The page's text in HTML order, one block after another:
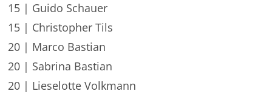
15 | Guido Schauer
15 | Christopher Tils
20 | Marco Bastian
20 | Sabrina Bastian
20 | Lieselotte Volkmann